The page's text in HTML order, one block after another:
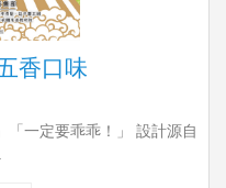
香口味
「一定要乖乖！」 設計源自